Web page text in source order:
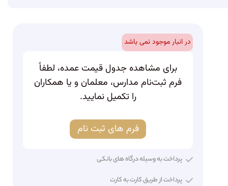
در انبار موجود نمی باشد
برای مشاهده جدول قیمت عمده، لطفاً
فرم ثبت‌نام مدارس، معلمان و یا همکاران
را تکمیل نمایید.
فرم های ثبت نام
پرداخت به وسیله درگاه های بانکی
پرداخت از طریق کارت به کارت